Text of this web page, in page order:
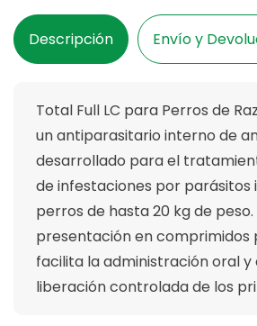
Total
2
Tabletas
Total
Full
2
Tabletas
Descripción Envío y
Total Full LC para Perros de
un antiparasitario interno de
desarrollado para el
de infestaciones por parásitos
perros de hasta 20 kg de peso.
presentación en comprimidos
facilita la administración oral y
liberación controlada de los